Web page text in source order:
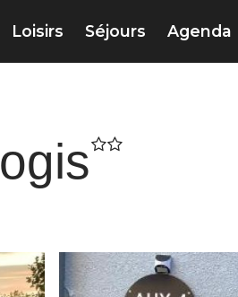
Loisirs Séjours Agenda